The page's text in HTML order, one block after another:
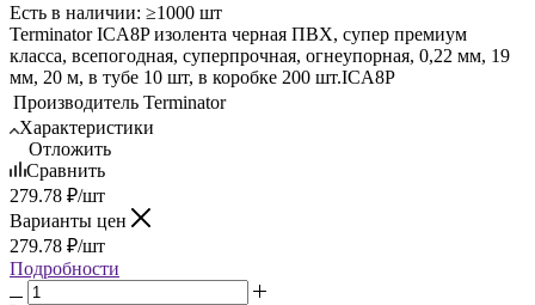
Есть в наличии: ≥1000 шт
Terminator ICA8P изолента черная ПВХ, супер премиум
класса, всепогодная, суперпрочная, огнеупорная, 0,22 мм, 19
мм, 20 м, в тубе 10 шт, в коробке 200 шт.ICA8P
Производитель Terminator
Характеристики
Отложить
Сравнить
279.78 ₽/шт
Варианты цен
279.78 ₽/шт
Подробности